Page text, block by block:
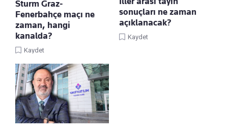
Sturm Graz-
Fenerbahçe maçı ne
zaman, hangi
kanalda?
Kaydet
sonuçları ne zaman
açıklanacak?
Kaydet